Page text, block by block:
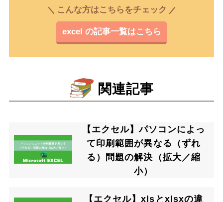
こんな方はこちらをチェック
excel の記事一覧はこちら
関連記事
【エクセル】パソコンによっ
て印刷範囲が異なる（ずれ
る）問題の解決（拡大／縮
小）
【エクセル】xlsとxlsxの違